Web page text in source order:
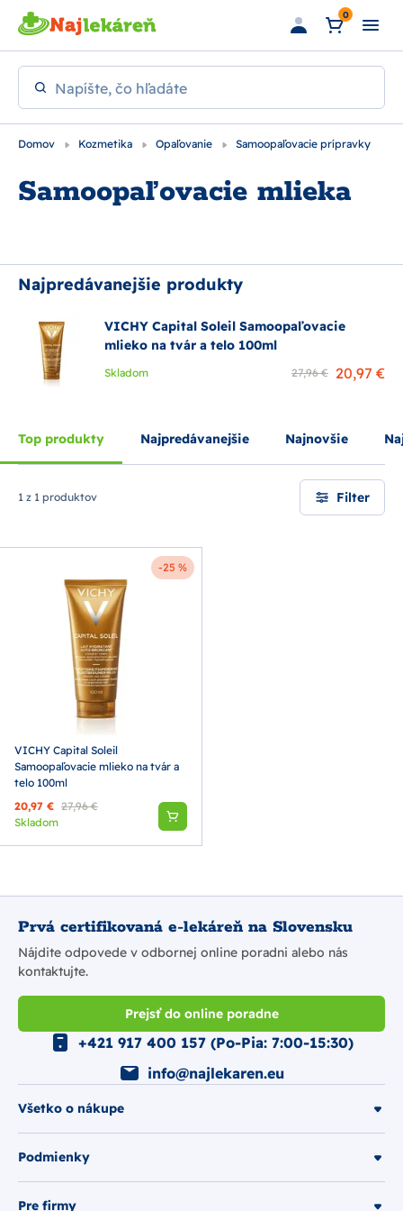
Preskočiť na hlavný obsah 0
Napíšte, čo hľadáte
Domov Kozmetika Opaľovanie Samoopaľovacie prípravky
Samoopaľovacie mlieka
Najpredávanejšie produkty
VICHY Capital Soleil Samoopaľovacie
mlieko na tvár a telo 100ml
Skladom 27,96 € 20,97 €
Top produkty Najpredávanejšie Najnovšie
1 z 1 produktov Filter
-25 %
VICHY Capital Soleil
Samoopaľovacie mlieko na tvár a
telo 100ml
20,97 € 27,96 €
Skladom
Prvá certifikovaná e-lekáreň na Slovensku
Nájdite odpovede v odbornej online poradni alebo nás
kontaktujte.
Prejsť do online poradne
Všetko o nákupe
Podmienky
Pre firmy
+421 917 400 157 (Po-Pia: 7:00-15:30)
info@najlekaren.eu